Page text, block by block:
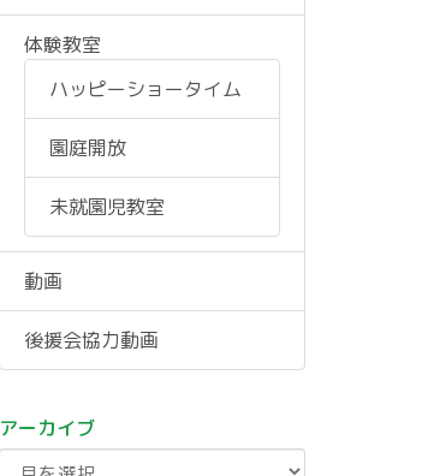
体験教室
ハッピーショータイム
園庭開放
未就園児教室
動画
後援会協力動画
アーカイブ